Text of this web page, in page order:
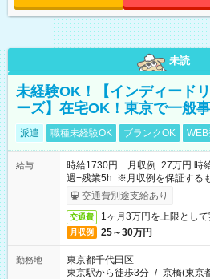
未読
未経験OK！【インディード
ーズ】在宅OK！東京で一般
派遣 職種未経験OK ブランクOK
給与
時給1730円 月収例 27万円 時
週+残業5h ※月収例を保証する
受取りサービス利用可（利用条件
交通費別途支給あり
交通費 1ヶ月3万円を上限とし
月収例 25～30万円
勤務地
東京都千代田区
東京駅から徒歩3分 / 京橋(東京